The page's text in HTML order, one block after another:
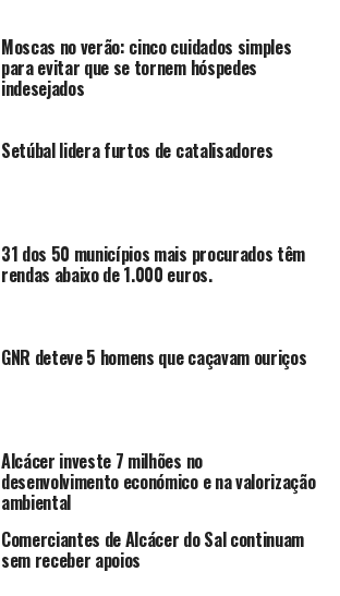
Moscas no verão: cinco cuidados simples
para evitar que se tornem hóspedes
indesejados
Setúbal lidera furtos de catalisadores
31 dos 50 municípios mais procurados têm
rendas abaixo de 1.000 euros.
GNR deteve 5 homens que caçavam ouriços
Alcácer investe 7 milhões no
desenvolvimento económico e na valorização
ambiental
Comerciantes de Alcácer do Sal continuam
sem receber apoios